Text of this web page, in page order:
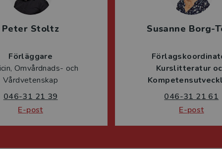
Peter Stoltz
Förläggare
Omvårdnads- och
Vårdvetenskap
046-31 21 39
E-post
Susanne Borg-
Kurslitteratur
046-31 21 61
E-post